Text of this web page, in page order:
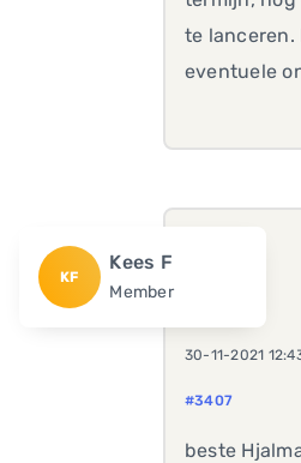
te lanceren.
eventuele
KF
Kees F
Member
30-11-2021
#3407
beste